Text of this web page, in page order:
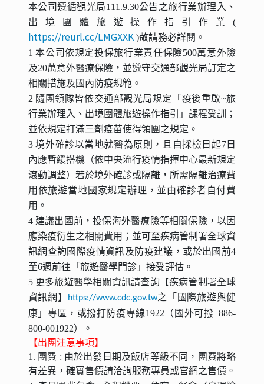
本公司遵循觀光局111.9.30公告之旅行業辦理入、
出境團體旅遊操作指引作業(
https://reurl.cc/LMGXXK)敬請務必詳閱。
1 本公司依規定投保旅行業責任保險500萬意外險
及20萬意外醫療保險，並遵守交通部觀光局訂定之
相關措施及國內防疫規範。
2 隨團領隊皆依交通部觀光局規定「疫後重啟~旅
行業辦理入、出境團體旅遊操作指引」課程受訓；
並依規定打滿三劑疫苗使得領團之規定。
3 境外確診以當地就醫為原則，且自採檢日起7日
內應暫緩搭機（依中央流行疫情指揮中心最新規定
滾動調整）若於境外確診或隔離，所需隔離治療費
用依旅遊當地國家規定辦理，並由確診者自付費
用。
4 建議出國前，投保海外醫療險等相關保險，以因
應染疫衍生之相關費用；並可至疾病管制署全球資
訊網查詢國際疫情資訊及防疫建議，或於出國前4
至6週前往「旅遊醫學門診」接受評估。
5 更多旅遊醫學相關資訊請查詢【疾病管制署全球
資訊網】
https://www.cdc.gov.tw之「國際旅遊與健
康」專區，或撥打防疫專線1922（國外可撥+886-
800-001922）。
【出團注意事項】
1. 團費 : 由於出發日期及飯店等級不同，團費將略
有差異，確實售價請洽詢服務專員或官網之售價。